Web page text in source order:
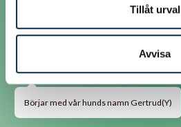
Tillåt urval
Avvisa
Börjar med vår hunds namn Gertrud(Y)